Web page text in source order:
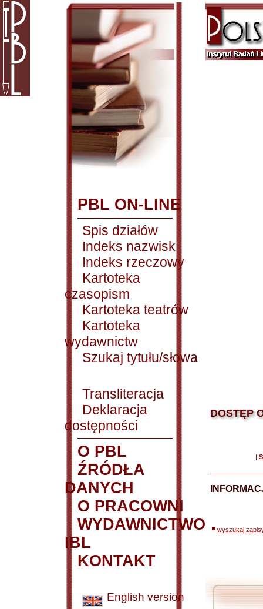
PBL ON-LINE
Spis działów
Indeks nazwisk
Indeks rzeczowy
Kartoteka
czasopism
Kartoteka teatrów
Kartoteka
wydawnictw
Szukaj tytułu/słowa
Transliteracja
Deklaracja
dostępności
O PBL
ŹRÓDŁA
DANYCH
O PRACOWNI
WYDAWNICTWO
IBL
KONTAKT
English version
DOSTĘP
|
wyszukaj